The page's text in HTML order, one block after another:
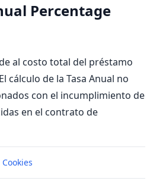
Percentage
al costo total del préstamo
cálculo de la Tasa Anual no
con el incumplimiento de
en el contrato de
Cookies